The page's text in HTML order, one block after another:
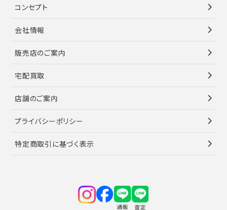
コンセプト
会社情報
販売店のご案内
宅配買取
店舗のご案内
プライバシーポリシー
特定商取引に基づく表示